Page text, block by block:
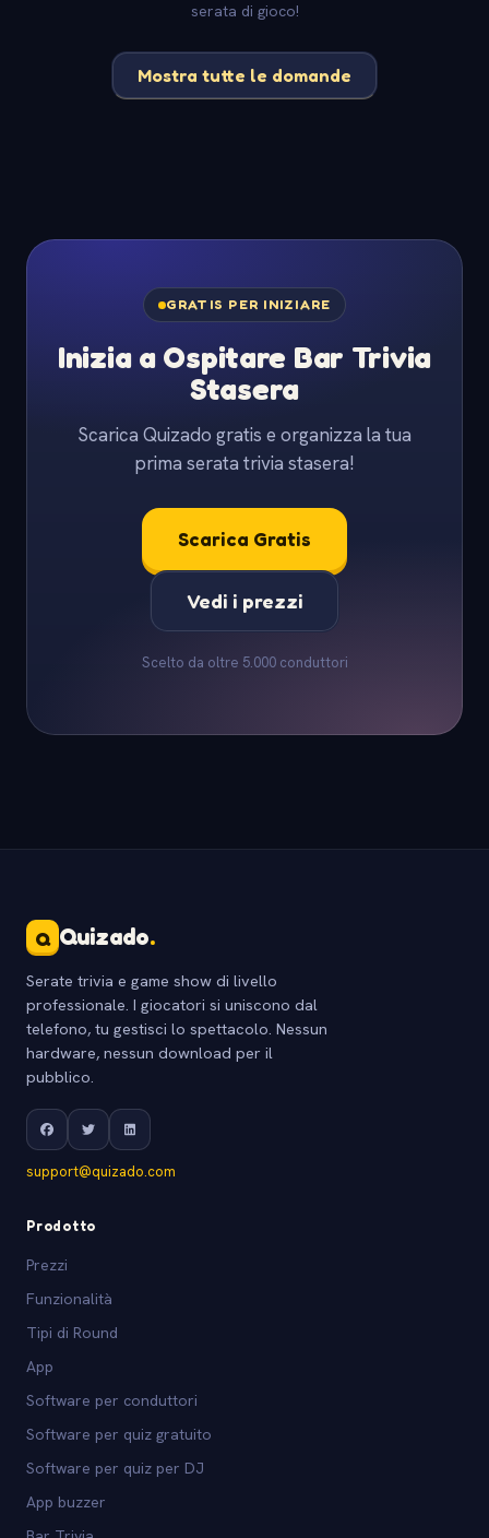
serata di gioco!
Mostra tutte le domande
GRATIS PER INIZIARE
Inizia a Ospitare Bar Trivia
Stasera
Scarica Quizado gratis e organizza la tua
prima serata trivia stasera!
Scarica Gratis
Vedi i prezzi
Scelto da oltre 5.000 conduttori
Q Quizado.
Serate trivia e game show di livello
professionale. I giocatori si uniscono dal
telefono, tu gestisci lo spettacolo. Nessun
hardware, nessun download per il
pubblico.
support@quizado.com
Prodotto
Prezzi
Funzionalità
Tipi di Round
App
Software per conduttori
Software per quiz gratuito
Software per quiz per DJ
App buzzer